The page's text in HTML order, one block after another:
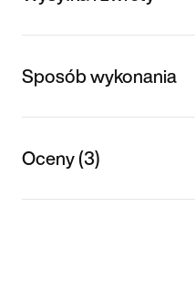
Sposób wykonania
Oceny (3)